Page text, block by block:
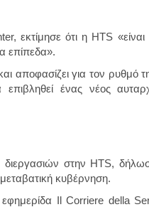
εκτίμησε ότι η HTS «είναι
επίπεδα».
αποφασίζει για τον ρυθμό
ένας νέος
στην HTS,
κυβέρνηση.
εφημερίδα Il Corriere della